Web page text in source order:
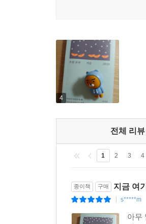
전하영의 「그녀는 조명
공감대를 형성해온 ‘그’
떠올린 나는, “모든 걸
열정적으로 동조할 수밖
놓쳤던 진짜 의미를 깨닫
““잘 장전된 리볼버를
힘을 깨닫고 금세 꼬리
누구도 쏠 필요가 없다 하
「인터뷰 전하영 × 강동호
4
전체 리뷰
1 2 3 4
종이책 구매 지금 여
s*****m
아무